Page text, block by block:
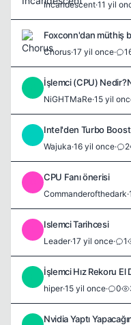
Incandescent·11 yil
Foxconn'dan müthiş
Chorus·17 yil once·
İşlemci (CPU)
NiGHTMaRe·15 yil
Intel'den Turbo Boost
Wajuka·16 yil once· 2
CPU Fanı önerisi
Commanderofthedark·
Islemci Tarihcesi
Leader·17 yil once· 1
İşlemci Hız Rekoru
hiper·15 yil once· 0
Nvidia Yaptı